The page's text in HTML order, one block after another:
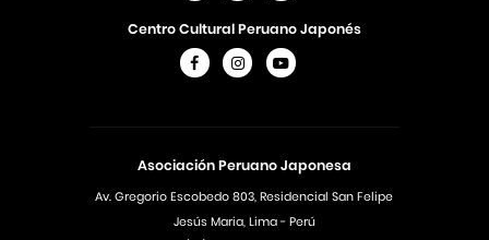
Asociación Peruano Japonesa
Av. Gregorio Escobedo 803, Residencial San Felipe
Jesús Maria, Lima - Perú
Centro Cultural Peruano Japonés